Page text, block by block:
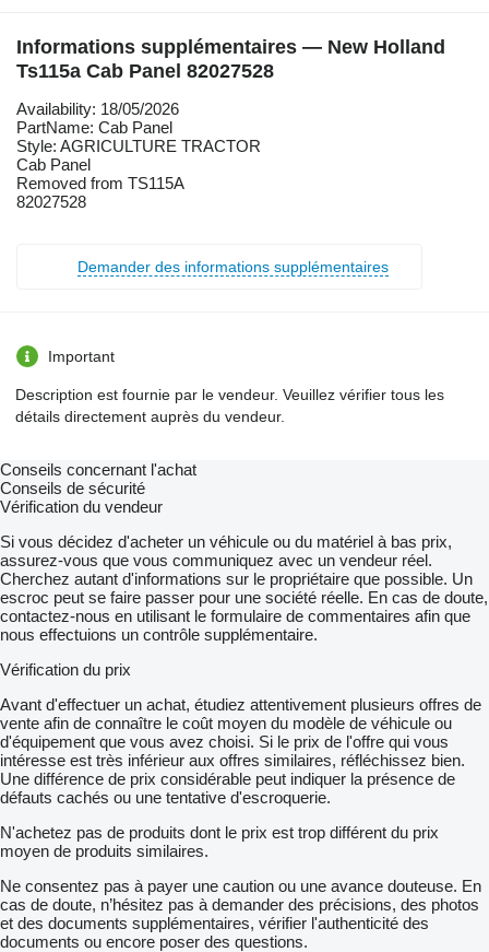
Informations supplémentaires — New Holland
Ts115a Cab Panel 82027528
Availability: 18/05/2026
PartName: Cab Panel
Style: AGRICULTURE TRACTOR
Cab Panel
Removed from TS115A
82027528
Demander des informations supplémentaires
Important
Description est fournie par le vendeur. Veuillez vérifier tous les
détails directement auprès du vendeur.
Conseils concernant l'achat
Conseils de sécurité
Vérification du vendeur
Si vous décidez d'acheter un véhicule ou du matériel à bas prix,
assurez-vous que vous communiquez avec un vendeur réel.
Cherchez autant d'informations sur le propriétaire que possible. Un
escroc peut se faire passer pour une société réelle. En cas de doute,
contactez-nous en utilisant le formulaire de commentaires afin que
nous effectuions un contrôle supplémentaire.
Vérification du prix
Avant d'effectuer un achat, étudiez attentivement plusieurs offres de
vente afin de connaître le coût moyen du modèle de véhicule ou
d'équipement que vous avez choisi. Si le prix de l'offre qui vous
intéresse est très inférieur aux offres similaires, réfléchissez bien.
Une différence de prix considérable peut indiquer la présence de
défauts cachés ou une tentative d'escroquerie.
N'achetez pas de produits dont le prix est trop différent du prix
moyen de produits similaires.
Ne consentez pas à payer une caution ou une avance douteuse. En
cas de doute, n’hésitez pas à demander des précisions, des photos
et des documents supplémentaires, vérifier l'authenticité des
documents ou encore poser des questions.